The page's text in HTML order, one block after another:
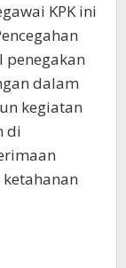
KPK ini
penegakan
dalam
kegiatan
di